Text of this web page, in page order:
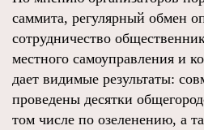
саммита, регулярный обмен
сотрудничество
местного самоуправления и
дает видимые результаты:
проведены десятки
том числе по озеленению, а